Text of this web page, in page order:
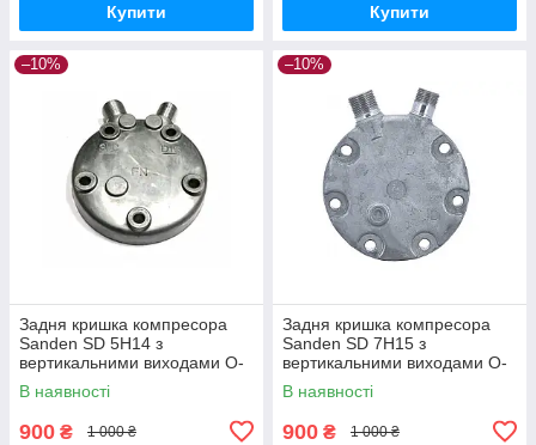
Купити Купити
–10%
Задня кришка компресора
Sanden SD 5Н14 з
вертикальними виходами O-
Ring
В наявності
900 ₴ 1 000 ₴
–10%
Задня кришка компресора
Sanden SD 7Н15 з
вертикальними виходами O-
Ring
В наявності
900 ₴ 1 000 ₴